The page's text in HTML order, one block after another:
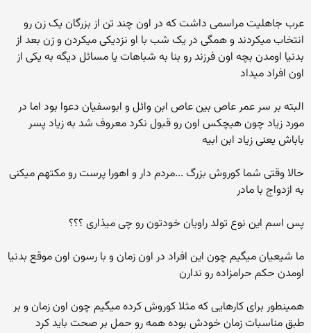
عرب جاهلیت مراسمی داشت که در اون چند تن از بزرگان یک زن رو
انتخاب میکردند و همگی در یک شب با او نزدیکی میکردن و زن بعد از
بدنیا اومدن بچه اون فرزند رو بنا به شباهات یا مسائل دیگه به یکی از
اون افراد میداد
البته بر سر عمر عاص بین عاص ابن وائل و ابوسفیان دعوا بود اما در
مورد زیاد چون هیچکس اون رو قبول نکرد معروف شد به زیاد پسر
باباش یعنی زیاد ابن ابیه
حالا وقتی شما کوروش بزرگ ...مردم دار و اهورا پرست رو مکتهم میکنی
به ازدواج با مادر
پس اسم این نوع تولد راویان خودتون رو چی میذاری ؟؟؟
ما شیعیان میگیم چون این افراد در اون زمان و با رسون اون موقع بدنیا
اومدن حکم حرامزاده رو ندارن
همینطور برای کارهایی که مثلا کوروش کرده میگیم چون اون زمان و بر
طبق مناسبات زمان خودش بوده همه رو حمل بر صحت باید کرد